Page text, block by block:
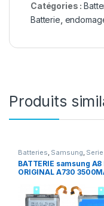
Catégories :
Batterie
Produits
Batteries, Samsung,
BATTERIE samsung A8
ORIGINAL A730